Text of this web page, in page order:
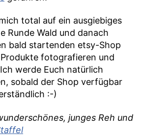
total auf ein ausgiebiges
Runde Wald und danach
bald startenden etsy-Shop
fotografieren und
werde Euch natürlich
sobald der Shop verfügbar
:-)
junges Reh und